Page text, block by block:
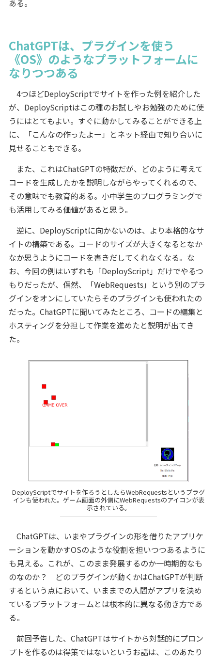
ある。
ChatGPTは、プラグインを使う
《OS》のようなプラットフォームに
なりつつある
4つほどDeployScriptでサイトを作った例を紹介した
が、DeployScriptはこの種のお試しやお勉強のために使
うにはとてもよい。すぐに動かしてみることができる上
に、「こんなの作ったよー」とネット経由で知り合いに
見せることもできる。
また、これはChatGPTの特徴だが、どのように考えて
コードを生成したかを説明しながらやってくれるので、
その意味でも教育的ある。小中学生のプログラミングで
も活用してみる価値があると思う。
逆に、DeployScriptに向かないのは、より本格的なサ
イトの構築である。コードのサイズが大きくなるとなか
なか思うようにコードを書きだしてくれなくなる。な
お、今回の例はいずれも「DeployScript」だけでやるつ
もりだったが、偶然、「WebRequests」という別のプラ
グインをオンにしていたらそのプラグインも使われたの
だった。ChatGPTに聞いてみたところ、コードの編集と
ホスティングを分担して作業を進めたと説明が出てき
た。
DeployScriptでサイトを作ろうとしたらWebRequestsというプラグ
インも使われた。ゲーム画面の外側にWebRequestsのアイコンが表
示されている。
ChatGPTは、いまやプラグインの形を借りたアプリケ
ーションを動かすOSのような役割を担いつつあるように
も見える。これが、このまま発展するのか一時期的なも
のなのか？ どのプラグインが動くかはChatGPTが判断
するという点において、いままでの人間がアプリを決め
ているプラットフォームとは根本的に異なる動き方であ
る。
前回予告した、ChatGPTはサイトから対話的にプロン
プトを作るのは得策ではないというお話は、このあたり